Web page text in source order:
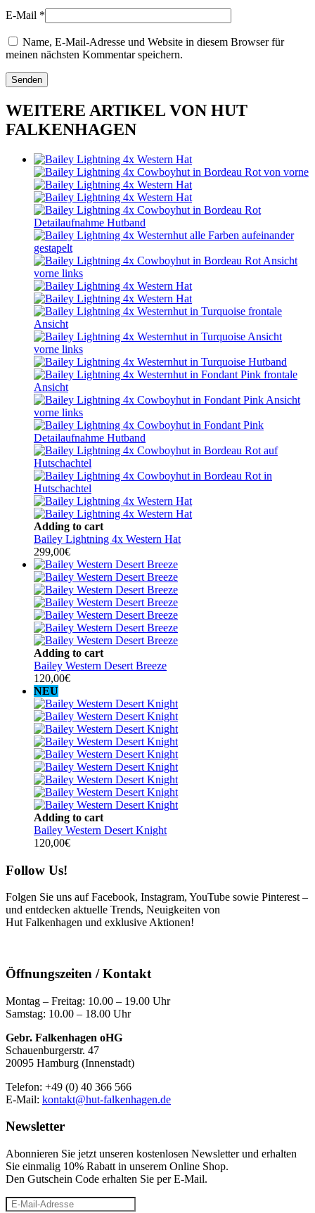
E-Mail *
Name, E-Mail-Adresse und Website in diesem Browser für
meinen nächsten Kommentar speichern.
WEITERE ARTIKEL VON HUT
FALKENHAGEN
Adding to cart
Bailey Lightning 4x Western Hat
299,00€
Adding to cart
Bailey Western Desert Breeze
120,00€
NEU
Adding to cart
Bailey Western Desert Knight
120,00€
Follow Us!
Folgen Sie uns auf Facebook, Instagram, YouTube sowie Pinterest –
und entdecken aktuelle Trends, Neuigkeiten von
Hut Falkenhagen und exklusive Aktionen!
Öffnungszeiten / Kontakt
Montag – Freitag: 10.00 – 19.00 Uhr
Samstag: 10.00 – 18.00 Uhr
Gebr. Falkenhagen oHG
Schauenburgerstr. 47
20095 Hamburg (Innenstadt)
Telefon: +49 (0) 40 366 566
E-Mail: kontakt@hut-falkenhagen.de
Newsletter
Abonnieren Sie jetzt unseren kostenlosen Newsletter und erhalten
Sie einmalig 10% Rabatt in unserem Online Shop.
Den Gutschein Code erhalten Sie per E-Mail.